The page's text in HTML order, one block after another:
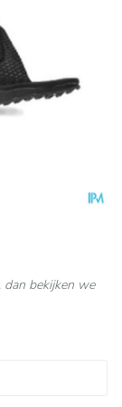
bekijken we